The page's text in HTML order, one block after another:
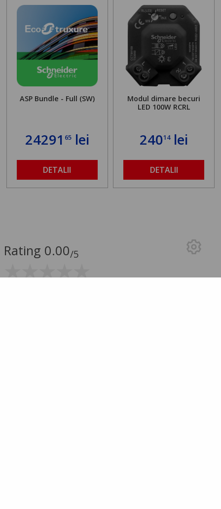
ASP Bundle - Full (SW)
24291 65lei
DETALII
Modul dimare becuri
LED 100W RCRL
24014lei
DETALII
Rating 0.00/5